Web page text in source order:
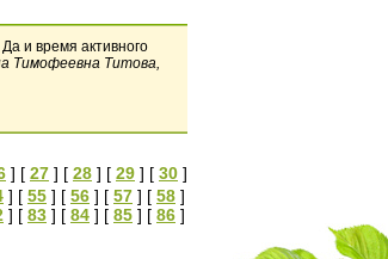
и время активного
Тимофеевна Титова,
] [ 27 ] [ 28 ] [ 29 ] [ 30 ]
] [ 55 ] [ 56 ] [ 57 ] [ 58 ]
] [ 83 ] [ 84 ] [ 85 ] [ 86 ]